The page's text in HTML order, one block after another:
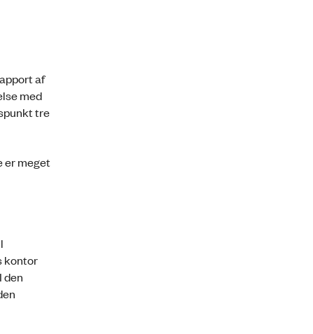
af
med
tre
er meget
kontor
den